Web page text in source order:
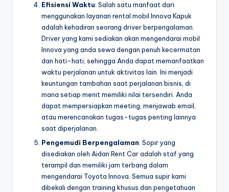
Efisiensi Waktu: Salah satu manfaat dari
menggunakan layanan rental mobil Innova Kapuk
adalah kehadiran seorang driver berpengalaman.
Driver yang kami sediakan akan mengendarai mobil
Innova yang anda sewa dengan penuh kecermatan
dan hati-hati, sehingga Anda dapat memanfaatkan
waktu perjalanan untuk aktivitas lain. Ini menjadi
keuntungan tambahan saat perjalanan bisnis, di
mana setiap menit memiliki nilai tersendiri. Anda
dapat mempersiapkan meeting, menjawab email,
atau merencanakan tugas-tugas penting lainnya
saat diperjalanan.
Pengemudi Berpengalaman: Sopir yang
disediakan oleh Aidan Rent Car adalah staf yang
terampil dan memiliki jam terbang dalam
mengendarai Toyota Innova. Semua supir kami
dibekali dengan training khusus dan pengetahuan